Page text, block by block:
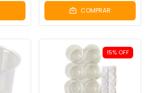
COMPRAR
15% OFF